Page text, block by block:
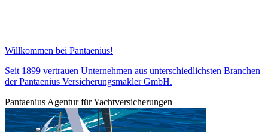
Willkommen bei Pantaenius!
Seit 1899 vertrauen Unternehmen aus unterschiedlichsten Branchen
der Pantaenius Versicherungsmakler GmbH.
Pantaenius Agentur für Yachtversicherungen